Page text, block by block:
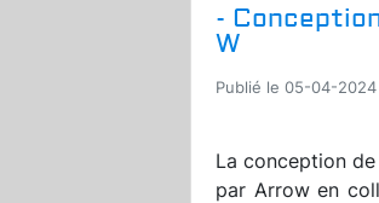
-
W
Publié le 05-04-2024
La conception
par Arrow en